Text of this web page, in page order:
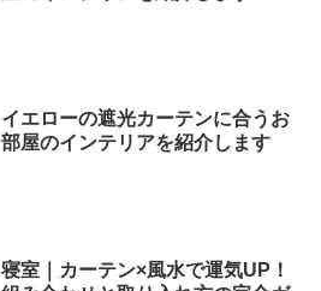
イエローの遮光カーテンに合うお
部屋のインテリアを紹介します
寝室｜カーテン×風水で運気UP！